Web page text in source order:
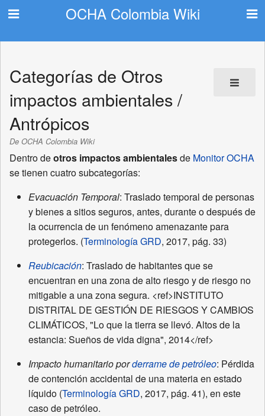
OCHA Colombia Wiki
Categorías de Otros
impactos ambientales /
Antrópicos
De OCHA Colombia Wiki
Dentro deotros impactos ambientalesde Monitor OCHA
se tienen cuatro subcategorías:
Evacuación Temporal: Traslado temporal de personas
y bienes a sitios seguros, antes, durante o después de
la ocurrencia de un fenómeno amenazante para
protegerlos. (Terminología GRD, 2017, pág. 33)
Reubicación: Traslado de habitantes que se
encuentran en una zona de alto riesgo y de riesgo no
mitigable a una zona segura. <ref>INSTITUTO
DISTRITAL DE GESTIÓN DE RIESGOS Y CAMBIOS
CLIMÁTICOS, "Lo que la tierra se llevó. Altos de la
estancia: Sueños de vida digna", 2014</ref>
Impacto humanitario porderrame de petróleo: Pérdida
de contención accidental de una materia en estado
líquido (Terminología GRD, 2017, pág. 41), en este
caso de petróleo.